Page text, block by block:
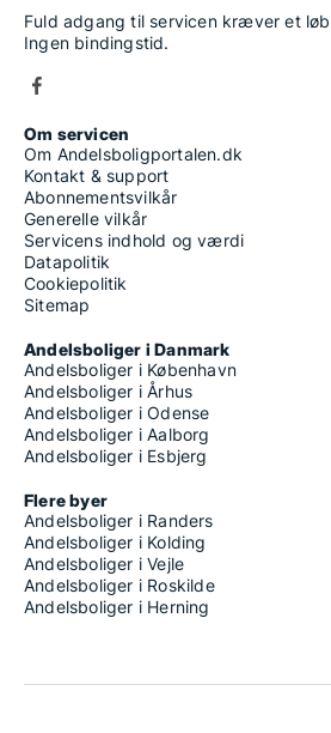
Fuld adgang til servicen kræver et
Ingen bindingstid.
Om servicen
Om Andelsboligportalen.dk
Kontakt & support
Abonnementsvilkår
Generelle vilkår
Servicens indhold og værdi
Datapolitik
Cookiepolitik
Sitemap
Andelsboliger i Danmark
Andelsboliger i København
Andelsboliger i Århus
Andelsboliger i Odense
Andelsboliger i Aalborg
Andelsboliger i Esbjerg
Flere byer
Andelsboliger i Randers
Andelsboliger i Kolding
Andelsboliger i Vejle
Andelsboliger i Roskilde
Andelsboliger i Herning